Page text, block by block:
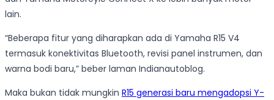
lain.
“Beberapa fitur yang diharapkan ada di Yamaha R15 V4
termasuk konektivitas Bluetooth, revisi panel instrumen, dan
warna bodi baru,” beber laman Indianautoblog.
Maka bukan tidak mungkin R15 generasi baru mengadopsi Y-